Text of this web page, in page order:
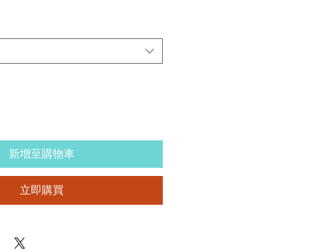
新增至購物車
立即購買